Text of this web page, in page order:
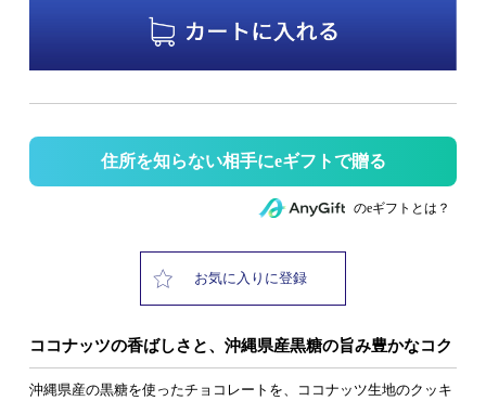
住所を知らない相手にeギフトで贈る
のeギフトとは？
お気に入りに登録
ココナッツの香ばしさと、沖縄県産黒糖の旨み豊かなコク
沖縄県産の黒糖を使ったチョコレートを、ココナッツ生地のクッキ